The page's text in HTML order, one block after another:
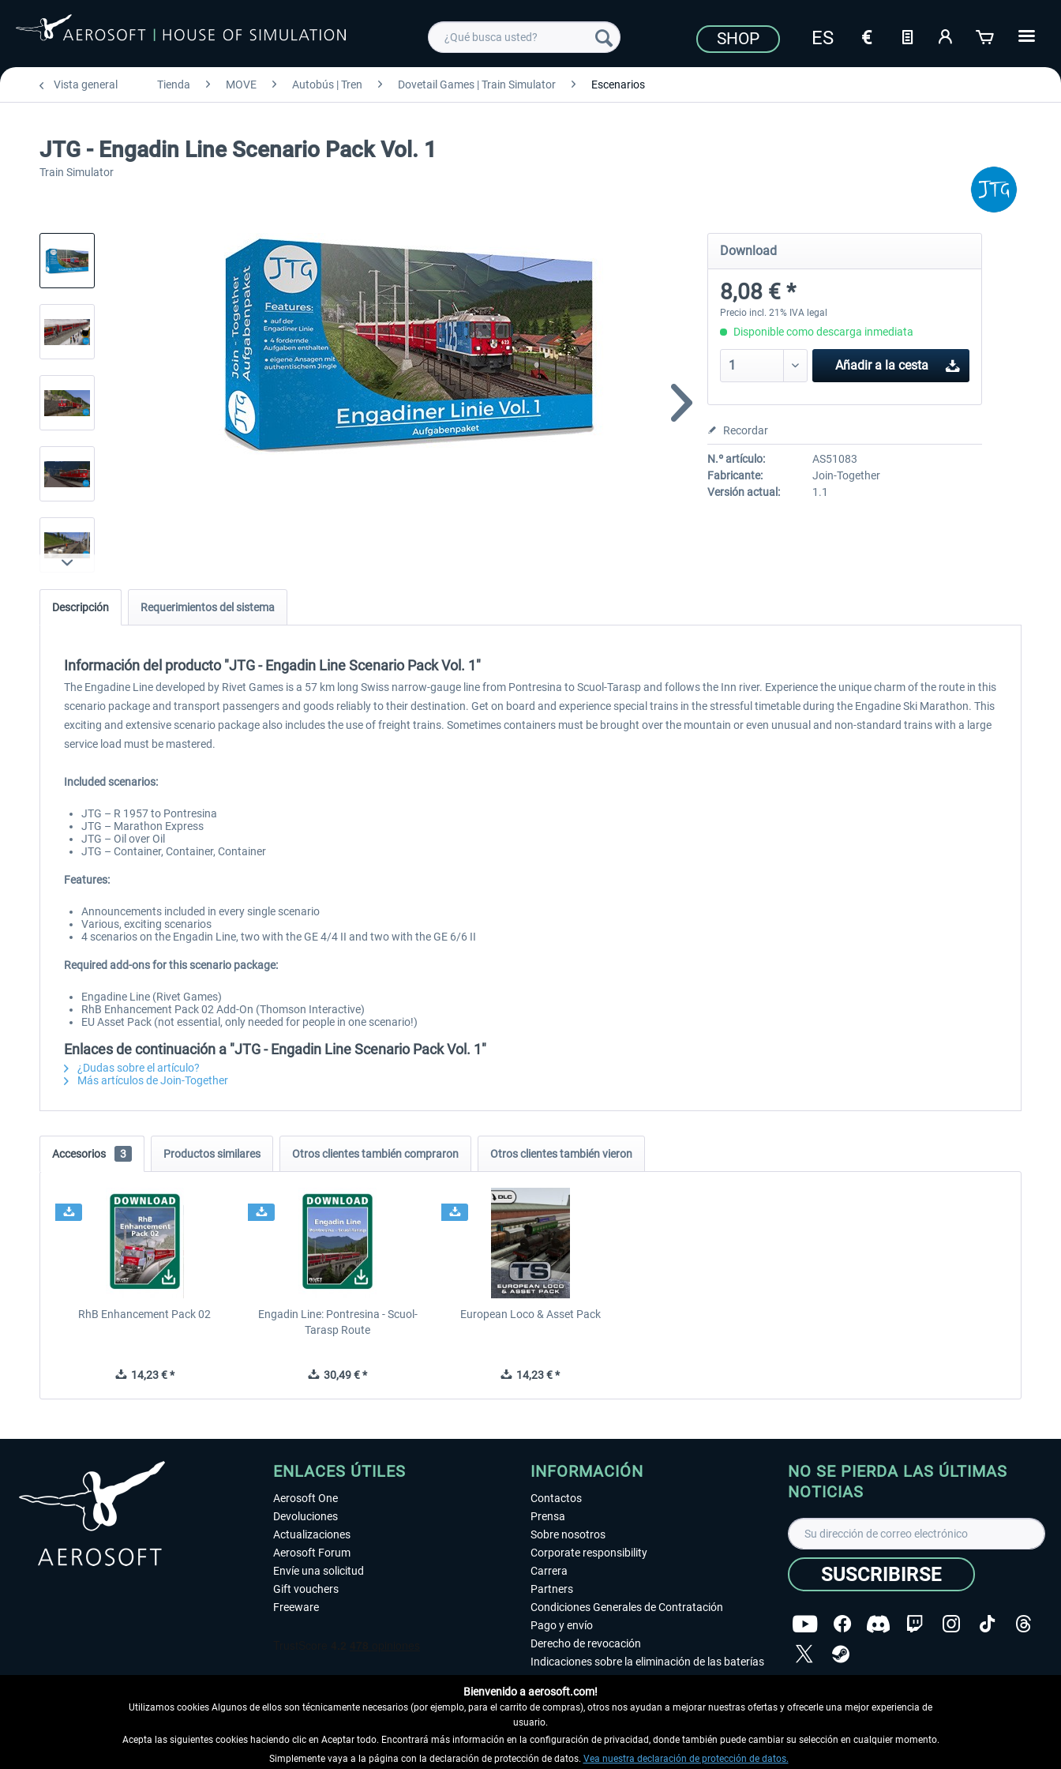
SHOP
Vista general Tienda MOVE Autobús | Tren Dovetail Games | Train Simulator Escenarios
JTG - Engadin Line Scenario Pack Vol. 1
Train Simulator
Download
8,08 € *
Precio incl. 21% IVA legal
Disponible como descarga inmediata
Añadir a la cesta
Recordar
N.º artículo:
AS51083
Fabricante:
Join-Together
Versión actual:
1.1
Descripción Requerimientos del sistema
Información del producto "JTG - Engadin Line Scenario Pack Vol. 1"
The Engadine Line developed by Rivet Games is a 57 km long Swiss narrow-gauge line from Pontresina to Scuol-Tarasp and follows the Inn river. Experience the unique charm of the route in this
scenario package and transport passengers and goods reliably to their destination. Get on board and experience special trains in the stressful timetable during the Engadine Ski Marathon. This
exciting and extensive scenario package also includes the use of freight trains. Sometimes containers must be brought over the mountain or even unusual and non-standard trains with a large
service load must be mastered.
Included scenarios:
JTG – R 1957 to Pontresina
JTG – Marathon Express
JTG – Oil over Oil
JTG – Container, Container, Container
Features:
Announcements included in every single scenario
Various, exciting scenarios
4 scenarios on the Engadin Line, two with the GE 4/4 II and two with the GE 6/6 II
Required add-ons for this scenario package:
Engadine Line (Rivet Games)
RhB Enhancement Pack 02 Add-On (Thomson Interactive)
EU Asset Pack (not essential, only needed for people in one scenario!)
Enlaces de continuación a "JTG - Engadin Line Scenario Pack Vol. 1"
¿Dudas sobre el artículo?
Más artículos de Join-Together
Accesorios 3 Productos similares Otros clientes también compraron Otros clientes también vieron
RhB Enhancement Pack 02
14,23 € *
Engadin Line: Pontresina - Scuol-
Tarasp Route
30,49 € *
European Loco & Asset Pack
14,23 € *
ENLACES ÚTILES
Aerosoft One
Devoluciones
Actualizaciones
Aerosoft Forum
Envíe una solicitud
Gift vouchers
Freeware
DESISTIR DEL CONTRATO
INFORMACIÓN
Contactos
Prensa
Sobre nosotros
Corporate responsibility
Carrera
Partners
Condiciones Generales de Contratación
Pago y envío
Derecho de revocación
Indicaciones sobre la eliminación de las baterías
Accesibilidad
Aviso legal
NO SE PIERDA LAS ÚLTIMAS
NOTICIAS
SUSCRIBIRSE
Copyright © Aerosoft GmbH - Todos los derechos
Bienvenido a aerosoft.com!
Utilizamos cookies Algunos de ellos son técnicamente necesarios (por ejemplo, para el carrito de compras), otros nos ayudan a mejorar nuestras ofertas y ofrecerle una mejor experiencia de
usuario.
Acepta las siguientes cookies haciendo clic en Aceptar todo. Encontrará más información en la configuración de privacidad, donde también puede cambiar su selección en cualquier momento.
Simplemente vaya a la página con la declaración de protección de datos. Vea nuestra declaración de protección de datos.